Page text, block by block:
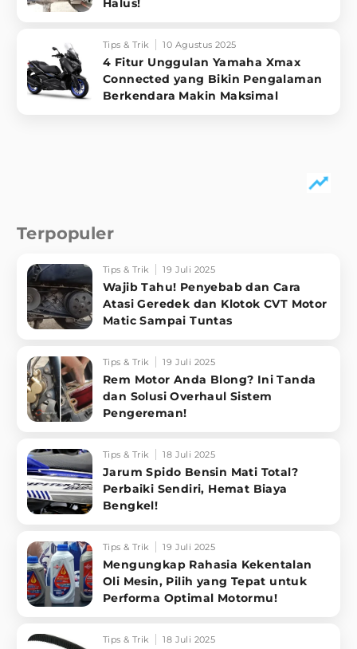
Halus!
Tips & Trik 10 Agustus 2025
4 Fitur Unggulan Yamaha Xmax
Connected yang Bikin Pengalaman
Berkendara Makin Maksimal
Terpopuler
Tips & Trik 19 Juli 2025
Wajib Tahu! Penyebab dan Cara
Atasi Geredek dan Klotok CVT Motor
Matic Sampai Tuntas
Tips & Trik 19 Juli 2025
Rem Motor Anda Blong? Ini Tanda
dan Solusi Overhaul Sistem
Pengereman!
Tips & Trik 18 Juli 2025
Jarum Spido Bensin Mati Total?
Perbaiki Sendiri, Hemat Biaya
Bengkel!
Tips & Trik 19 Juli 2025
Mengungkap Rahasia Kekentalan
Oli Mesin, Pilih yang Tepat untuk
Performa Optimal Motormu!
Tips & Trik 18 Juli 2025